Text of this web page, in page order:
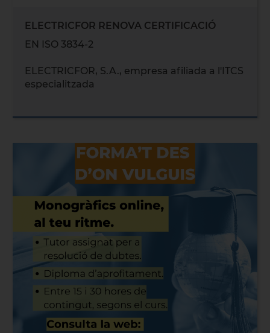
ELECTRICFOR RENOVA CERTIFICACIÓ
EN ISO 3834-2
ELECTRICFOR, S.A., empresa afiliada a l'ITCS
especialitzada